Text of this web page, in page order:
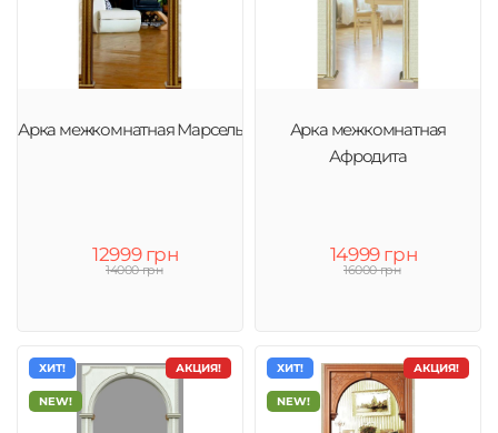
Арка межкомнатная Марсель
12999 грн
14000 грн
Арка межкомнатная
Афродита
14999 грн
16000 грн
АКЦИЯ!
ХИТ!
NEW!
АКЦИЯ!
ХИТ!
NEW!